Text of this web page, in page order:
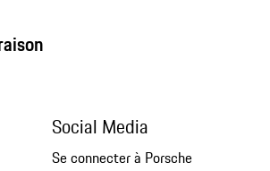
Social Media
Se connecter à Porsche